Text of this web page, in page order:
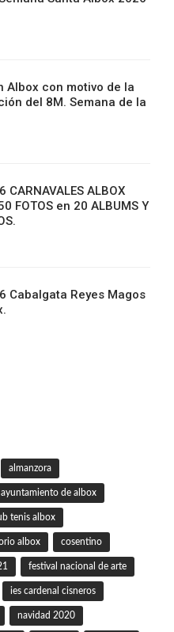
Albox con motivo de la
del 8M. Semana de la
CARNAVALES ALBOX
FOTOS en 20 ALBUMS Y
Cabalgata Reyes Magos
almanzora
ayuntamiento de albox
tenis albox
albox cosentino
festival nacional de arte
ies cardenal cisneros
navidad 2020